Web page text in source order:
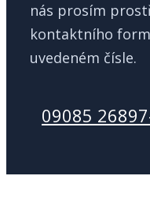
nás prosím
kontaktního
uvedeném čísle.
09085